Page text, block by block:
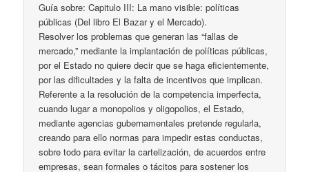
Guía sobre: Capitulo III: La mano visible: políticas
públicas (Del libro El Bazar y el Mercado).
Resolver los problemas que generan las “fallas de
mercado,” mediante la implantación de políticas públicas,
por el Estado no quiere decir que se haga eficientemente,
por las dificultades y la falta de incentivos que implican.
Referente a la resolución de la competencia imperfecta,
cuando lugar a monopolios y oligopolios, el Estado,
mediante agencias gubernamentales pretende regularla,
creando para ello normas para impedir estas conductas,
sobre todo para evitar la cartelización, de acuerdos entre
empresas, sean formales o tácitos para sostener los